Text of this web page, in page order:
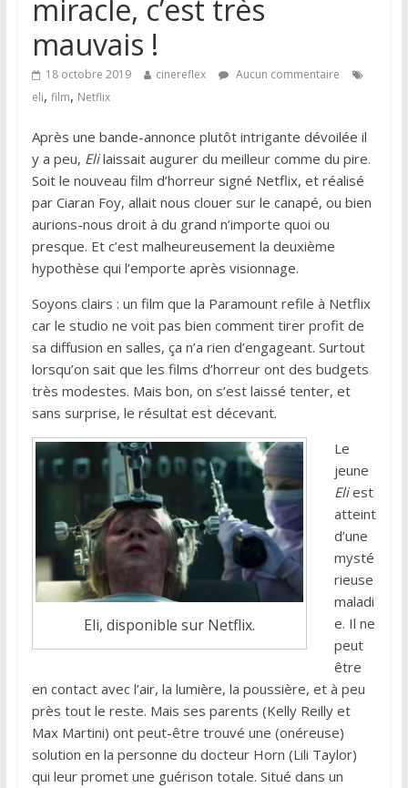
miracle, c’est très
mauvais !
18 octobre 2019 cinereflex
Aucun commentaire
eli, film, Netflix
Après une bande-annonce plutôt intrigante dévoilée il
y a peu, Elilaissait augurer du meilleur comme du pire.
Soit le nouveau film d’horreur signé Netflix, et réalisé
par Ciaran Foy, allait nous clouer sur le canapé, ou bien
aurions-nous droit à du grand n’importe quoi ou
presque. Et c’est malheureusement la deuxième
hypothèse qui l’emporte après visionnage.
Soyons clairs : un film que la Paramount refile à Netflix
car le studio ne voit pas bien comment tirer profit de
sa diffusion en salles, ça n’a rien d’engageant. Surtout
lorsqu’on sait que les films d’horreur ont des budgets
très modestes. Mais bon, on s’est laissé tenter, et
sans surprise, le résultat est décevant.
Eli, disponible sur Netflix.
Le
jeune
Eliest
atteint
d’une
mysté
rieuse
maladi
e. Il ne
peut
être
en contact avec l’air, la lumière, la poussière, et à peu
près tout le reste. Mais ses parents (Kelly Reilly et
Max Martini) ont peut-être trouvé une (onéreuse)
solution en la personne du docteur Horn (Lili Taylor)
qui leur promet une guérison totale. Situé dans un